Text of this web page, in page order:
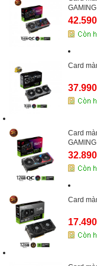
GAMING
Card
Card
GAMING
Card